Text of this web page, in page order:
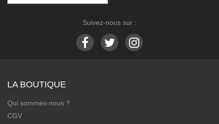
Suivez-nous sur :
LA BOUTIQUE
Qui sommes-nous ?
CGV